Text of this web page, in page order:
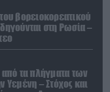
βορειοκορεατικού
στη Ρωσία –
από τα πλήγματα των
Υεμένη – Στόχος και